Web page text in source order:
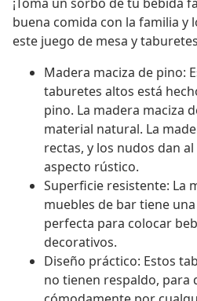
buena comida con la familia y
este juego de mesa y
Madera maciza de pino:
taburetes altos está
pino. La madera maciza
material natural. La
rectas, y los nudos dan
aspecto rústico.
Superficie resistente: La
muebles de bar tiene
perfecta para colocar
decorativos.
Diseño práctico: Estos
no tienen respaldo, para